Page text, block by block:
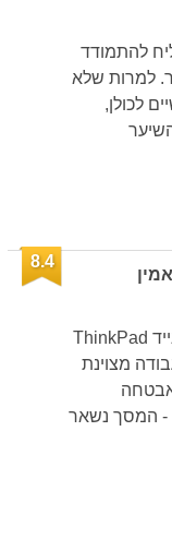
להתמודד
למרות שלא
לכולן,
8.4
ה-T14 Gen 7 הוא עוד נייד ThinkPad
מצוינת
- המסך נשאר